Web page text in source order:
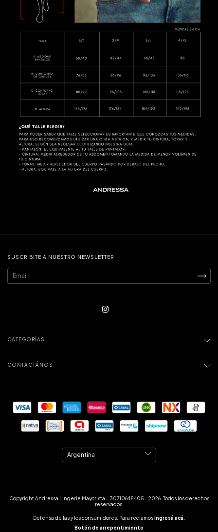
SUSCRIBITE A NUESTRO NEWSLETTER
CATEGORÍAS
CONTACTÁNOS
Copyright Andressa Lingerie Mayorista - 30710648405 - 2026. Todos los derechos
reservados.
Defensa de las y los consumidores. Para reclamosingresá acá.
Botón de arrepentimiento